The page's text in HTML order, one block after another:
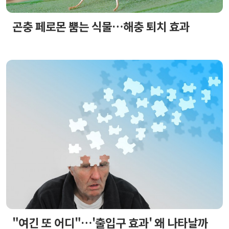
곤충 페로몬 뿜는 식물…해충 퇴치 효과
"여긴 또 어디"…'출입구 효과' 왜 나타날까